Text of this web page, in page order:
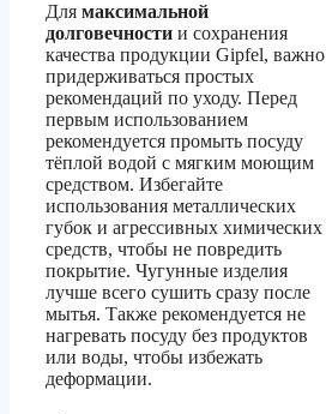
Для максимальной
долговечности и сохранения
качества продукции Gipfel, важно
придерживаться простых
рекомендаций по уходу. Перед
первым использованием
рекомендуется промыть посуду
тёплой водой с мягким моющим
средством. Избегайте
использования металлических
губок и агрессивных химических
средств, чтобы не повредить
покрытие. Чугунные изделия
лучше всего сушить сразу после
мытья. Также рекомендуется не
нагревать посуду без продуктов
или воды, чтобы избежать
деформации.